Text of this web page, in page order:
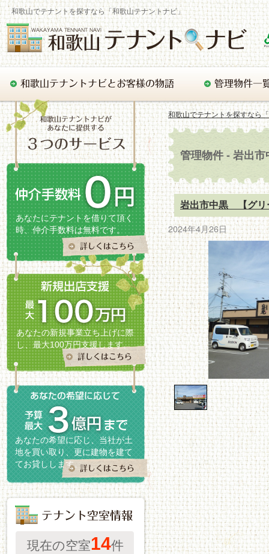
和歌山でテナントを探すなら「和歌山テナントナビ」
和歌山でテナントを探すなら
管理物件 - 岩出
岩出市中黒 【グリ
2024年4月26日
1 / 1
あなたにテナントを借りて頂く
時、仲介手数料は無料です。
あなたの新規事業立ち上げに際
し、最大100万円支援します。
あなたの希望に応じ、当社が土
地を買い取り、更に建物を建て
てお貸しします。
現在の空室14件